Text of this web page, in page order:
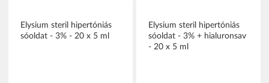
Elysium steril hipertóniás
sóoldat - 3% - 20 x 5 ml
Elysium steril hipertóniás
sóoldat - 3% + hialuronsav
- 20 x 5 ml